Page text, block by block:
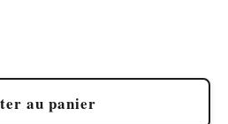
au panier